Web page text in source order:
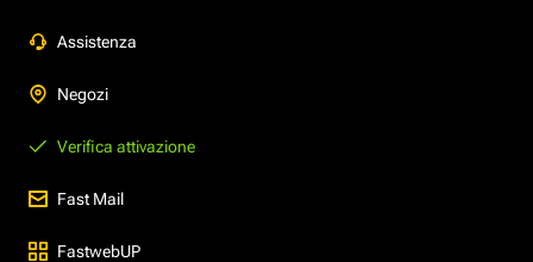
Assistenza
Negozi
Verifica attivazione
Fast Mail
FastwebUP